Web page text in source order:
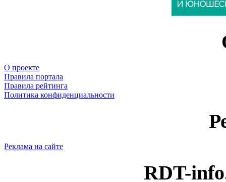
О проекте
Правила портала
Правила рейтинга
Политика конфиденциальности
Реклама на сайте
RDT-